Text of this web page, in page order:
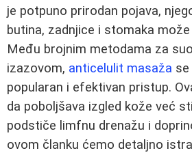
je potpuno prirodan pojava,
butina, zadnjice i stomaka
Među brojnim metodama za
izazovom, anticelulit masaža
popularan i efektivan pristup.
da poboljšava izgled kože već
podstiče limfnu drenažu i
ovom članku ćemo detaljno